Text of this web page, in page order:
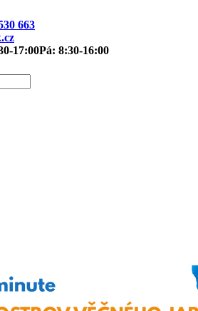
663
17:00Pá: 8:30-16:00